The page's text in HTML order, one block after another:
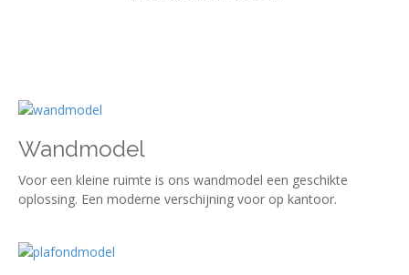
Wandmodel
Voor een kleine ruimte is ons wandmodel een geschikte
oplossing. Een moderne verschijning voor op kantoor.